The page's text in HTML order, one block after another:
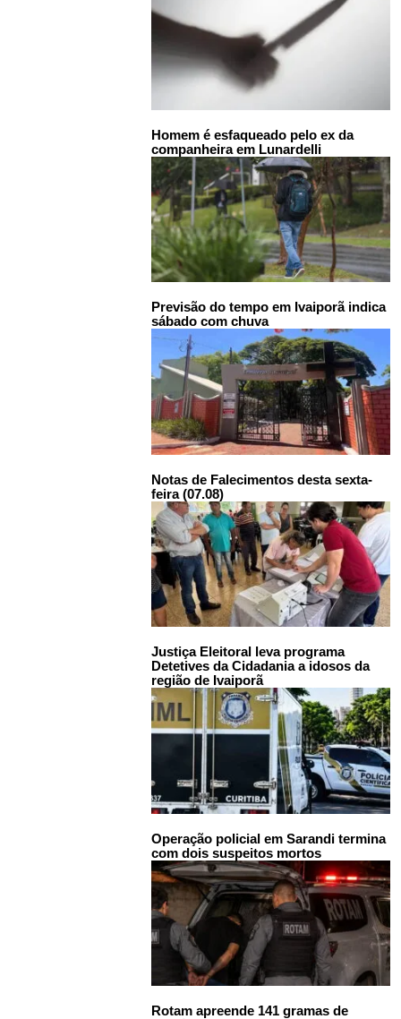
Homem é esfaqueado pelo ex da
companheira em Lunardelli
Previsão do tempo em Ivaiporã indica
sábado com chuva
Notas de Falecimentos desta sexta-
feira (07.08)
Justiça Eleitoral leva programa
Detetives da Cidadania a idosos da
região de Ivaiporã
Operação policial em Sarandi termina
com dois suspeitos mortos
Rotam apreende 141 gramas de